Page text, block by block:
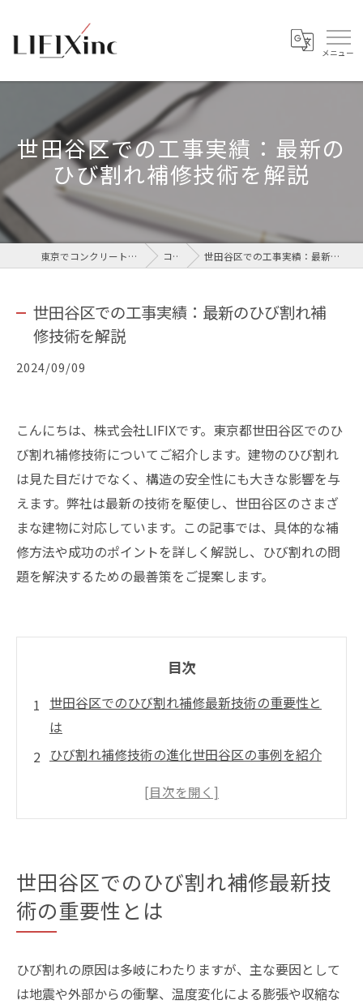
世田谷区での工事実績：最新の
ひび割れ補修技術を解説
東京でコンクリートなら株式会社LIFIX コラム 世田谷区での工事実績：最新のひび割れ補修技術を解説
世田谷区での工事実績：最新のひび割れ補
修技術を解説
2024/09/09
こんにちは、株式会社LIFIXです。東京都世田谷区でのひ
び割れ補修技術についてご紹介します。建物のひび割れ
は見た目だけでなく、構造の安全性にも大きな影響を与
えます。弊社は最新の技術を駆使し、世田谷区のさまざ
まな建物に対応しています。この記事では、具体的な補
修方法や成功のポイントを詳しく解説し、ひび割れの問
題を解決するための最善策をご提案します。
目次
世田谷区でのひび割れ補修最新技術の重要性と
は
ひび割れ補修技術の進化世田谷区の事例を紹介
建物の安全性を守るひび割れ補修のポイント解
り組み
ひび割れ補修の重要性世田谷区の建物を守るた
めに
補修技術の進化がもたらす世田谷区の建物の未
来
世田谷区でのひび割れ補修最新技
術の重要性とは
ひび割れの原因は多岐にわたりますが、主な要因として
は地震や外部からの衝撃、温度変化による膨張や収縮な